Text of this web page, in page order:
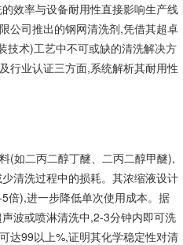
效率与设备耐用性直接影响生产线
公司推出的钢网清洗剂,凭借其超卓
技术)工艺中不可或缺的清洗解决方
行业认证三方面,系统解析其耐用性
(如二丙二醇丁醚、二丙二醇甲醚),
清洗过程中的损耗。其浓缩液设计
倍),进一步降低单次使用成本。据
波或喷淋清洗中,2-3分钟内即可洗
达99以上%,证明其化学稳定性对清